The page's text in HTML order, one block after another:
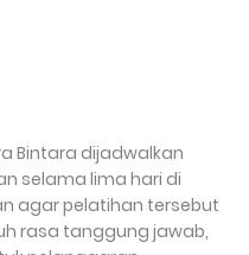
Bintara dijadwalkan
selama lima hari di
agar pelatihan tersebut
rasa tanggung jawab,